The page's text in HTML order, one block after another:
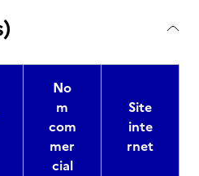
No
m
com
mer
cial
Site
inte
rnet